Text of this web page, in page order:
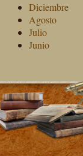
Diciembre
Agosto
Julio
Junio